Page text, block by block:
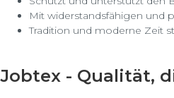
Mit widerstandsfähigen und
Tradition und moderne Zeit
Jobtex - Qualität,